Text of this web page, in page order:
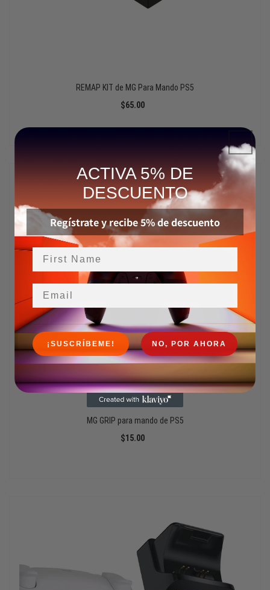
REMAP KIT de MG Para Mando PS5
$65.00
MG GRIP para mando de PS5
$15.00
ACTIVA 5% DE
DESCUENTO
Regístrate y recibe 5% de descuento
¡SUSCRÍBEME! NO, POR AHORA